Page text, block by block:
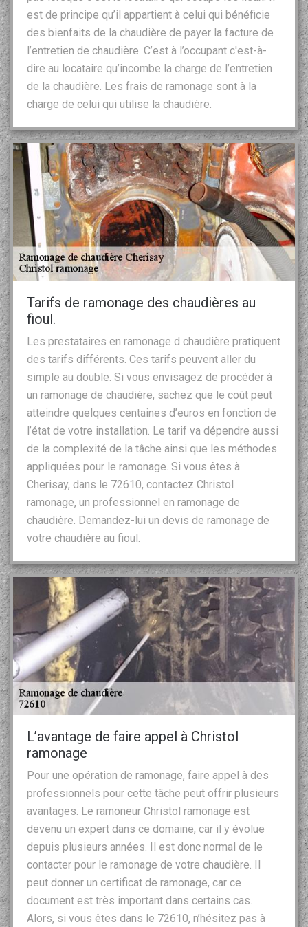
est de principe qu’il appartient à celui qui bénéficie
des bienfaits de la chaudière de payer la facture de
l’entretien de chaudière. C’est à l’occupant c'est-à-
dire au locataire qu’incombe la charge de l’entretien
de la chaudière. Les frais de ramonage sont à la
charge de celui qui utilise la chaudière.
Tarifs de ramonage des chaudières au
fioul.
Les prestataires en ramonage d chaudière pratiquent
des tarifs différents. Ces tarifs peuvent aller du
simple au double. Si vous envisagez de procéder à
un ramonage de chaudière, sachez que le coût peut
atteindre quelques centaines d’euros en fonction de
l’état de votre installation. Le tarif va dépendre aussi
de la complexité de la tâche ainsi que les méthodes
appliquées pour le ramonage. Si vous êtes à
Cherisay, dans le 72610, contactez Christol
ramonage, un professionnel en ramonage de
chaudière. Demandez-lui un devis de ramonage de
votre chaudière au fioul.
L’avantage de faire appel à Christol
ramonage
Pour une opération de ramonage, faire appel à des
professionnels pour cette tâche peut offrir plusieurs
avantages. Le ramoneur Christol ramonage est
devenu un expert dans ce domaine, car il y évolue
depuis plusieurs années. Il est donc normal de le
contacter pour le ramonage de votre chaudière. Il
peut donner un certificat de ramonage, car ce
document est très important dans certains cas.
Alors, si vous êtes dans le 72610, n’hésitez pas à